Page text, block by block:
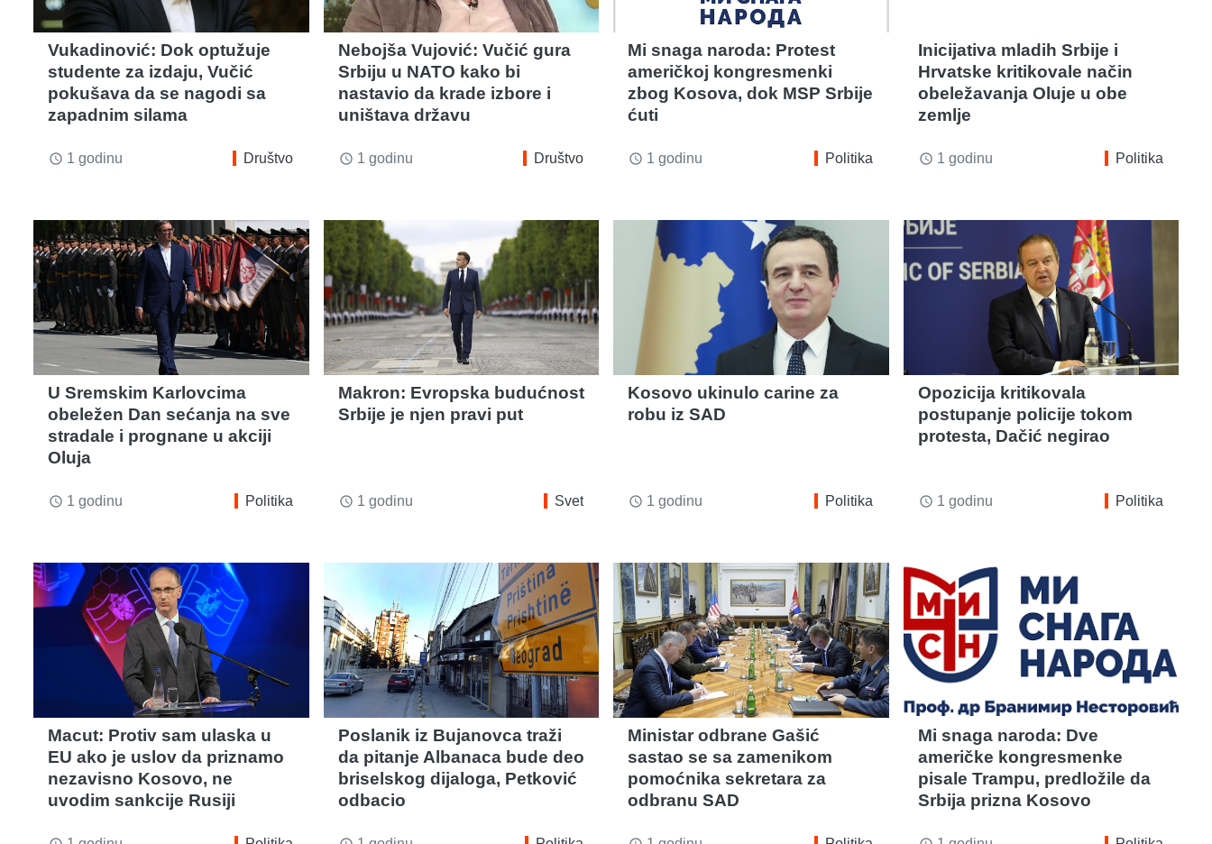
Vukadinović: Dok optužuje
studente za izdaju, Vučić
pokušava da se nagodi sa
zapadnim silama
access_time 1 godinu Društvo
Nebojša Vujović: Vučić gura
Srbiju u NATO kako bi
nastavio da krade izbore i
uništava državu
access_time 1 godinu Društvo
Mi snaga naroda: Protest
američkoj kongresmenki
zbog Kosova, dok MSP Srbije
ćuti
access_time 1 godinu Politika
Inicijativa mladih Srbije i
Hrvatske kritikovale način
obeležavanja Oluje u obe
zemlje
access_time 1 godinu Politika
U Sremskim Karlovcima
obeležen Dan sećanja na sve
stradale i prognane u akciji
Oluja
access_time 1 godinu Politika
Makron: Evropska budućnost
Srbije je njen pravi put
access_time 1 godinu Svet
Kosovo ukinulo carine za
robu iz SAD
access_time 1 godinu Politika
Opozicija kritikovala
postupanje policije tokom
protesta, Dačić negirao
access_time 1 godinu Politika
Macut: Protiv sam ulaska u
EU ako je uslov da priznamo
nezavisno Kosovo, ne
uvodim sankcije Rusiji
Poslanik iz Bujanovca traži
da pitanje Albanaca bude deo
briselskog dijaloga, Petković
odbacio
Ministar odbrane Gašić
sastao se sa zamenikom
pomoćnika sekretara za
odbranu SAD
Mi snaga naroda: Dve
američke kongresmenke
pisale Trampu, predložile da
Srbija prizna Kosovo